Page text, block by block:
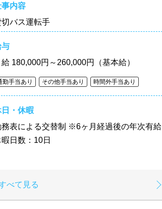
事内容
切バス運転手
与
給 180,000円～260,000円（基本給）
勤手当あり その他手当あり 時間外手当あり
日・休暇
務表による交替制 ※6ヶ月経過後の年次有給
日数：10日
べて見る